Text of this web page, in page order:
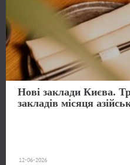
Нові заклади Києва.
закладів місяця
12-06-2026